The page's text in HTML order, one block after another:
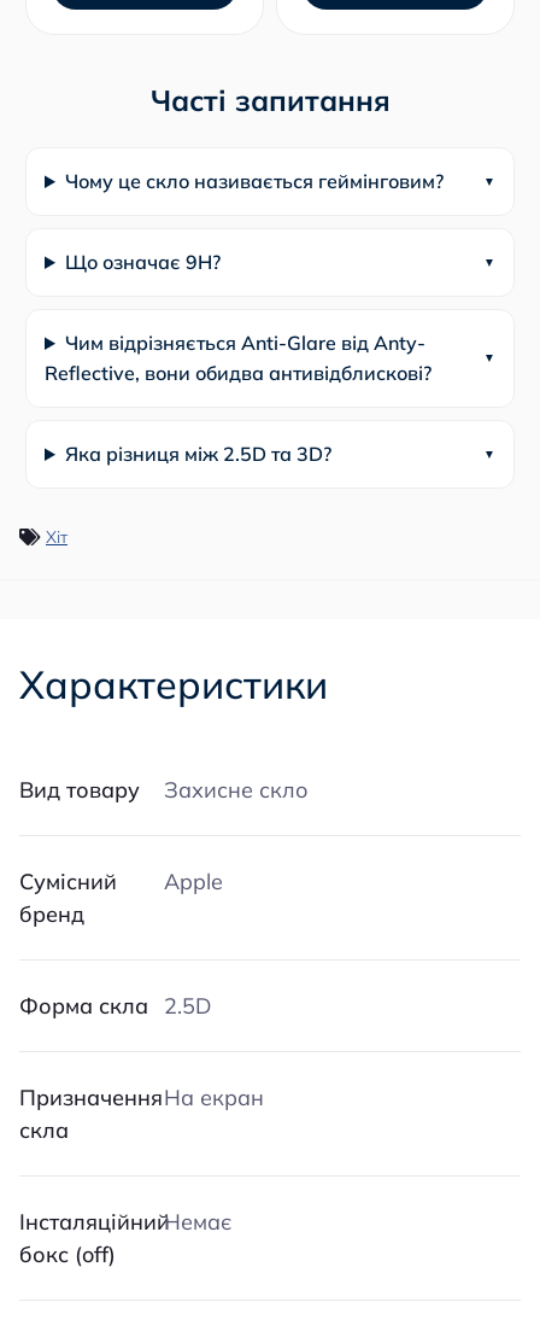
Часті запитання
Чому це скло називається геймінговим?
Що означає 9Н?
Чим відрізняється Anti-Glare від Anty-
Reflective, вони обидва антивідблискові?
Яка різниця між 2.5D та 3D?
Хіт
Характеристики
Вид товару Захисне скло
Сумісний
бренд
Apple
Форма скла 2.5D
Призначення
скла
На екран
Iнсталяційний
бокс (off)
Немає